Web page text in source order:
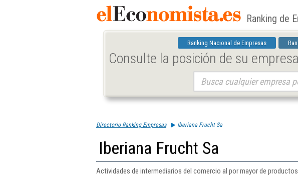
Ranking de
Ranking Nacional de Empresas
Consulte la posición de su
Directorio Ranking Empresas Iberiana Frucht Sa
Iberiana Frucht Sa
Actividades de intermediarios del comercio al por mayor de